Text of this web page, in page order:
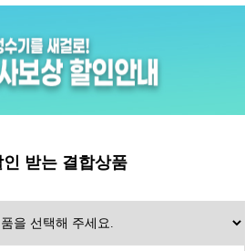
인 받는 결합상품